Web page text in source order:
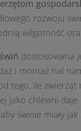
rozwoju
wilgotność
dostosowana
i montaż hal
tego, ile
jako chlewni
świnie miały